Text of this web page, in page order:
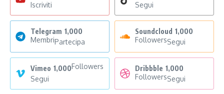
Iscriviti
Segui
Telegram 1,000
MembriPartecipa
Soundcloud 1,000
FollowersSegui
Vimeo 1,000Followers
Segui
Dribbble 1,000
FollowersSegui